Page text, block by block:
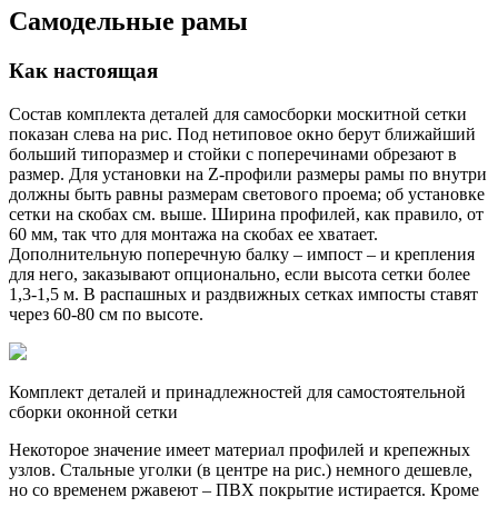
Самодельные рамы
Как настоящая
Состав комплекта деталей для самосборки москитной сетки
показан слева на рис. Под нетиповое окно берут ближайший
больший типоразмер и стойки с поперечинами обрезают в
размер. Для установки на Z-профили размеры рамы по внутри
должны быть равны размерам светового проема; об установке
сетки на скобах см. выше. Ширина профилей, как правило, от
60 мм, так что для монтажа на скобах ее хватает.
Дополнительную поперечную балку – импост – и крепления
для него, заказывают опционально, если высота сетки более
1,3-1,5 м. В распашных и раздвижных сетках импосты ставят
через 60-80 см по высоте.
Комплект деталей и принадлежностей для самостоятельной
сборки оконной сетки
Некоторое значение имеет материал профилей и крепежных
узлов. Стальные уголки (в центре на рис.) немного дешевле,
но со временем ржавеют – ПВХ покрытие истирается. Кроме